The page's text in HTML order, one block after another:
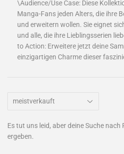
\Audience/Use Case: Diese
Manga-Fans jeden Alters, die ihre
und erweitern wollen. Sie eignet
und alle, die ihre Lieblingsserien
to Action: Erweitere jetzt deine
einzigartigen Charme dieser
Es tut uns leid, aber deine Suche
ergeben.